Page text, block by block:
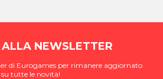
ALLA NEWSLETTER
di Eurogames per rimanere aggiornato
su tutte le novità!